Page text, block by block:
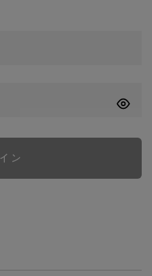
ン